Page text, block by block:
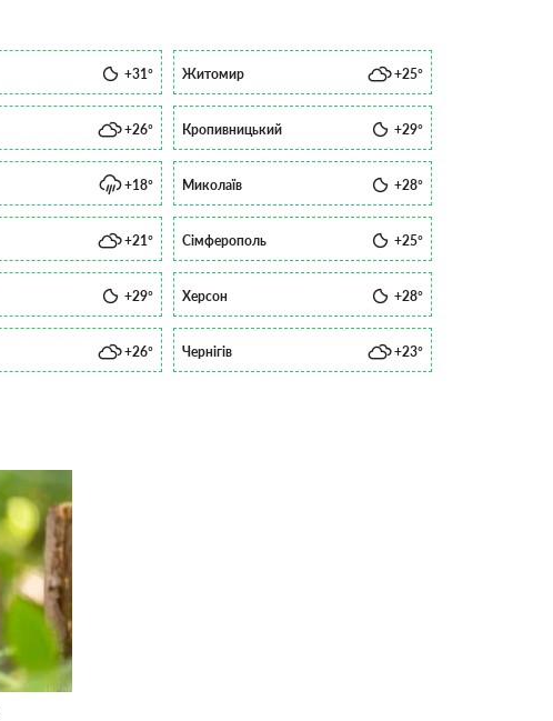
+31° Житомир +25°
+26° Кропивницький +29°
+18° Миколаїв +28°
+21° Сімферополь +25°
+29° Херсон +28°
+26° Чернігів +23°